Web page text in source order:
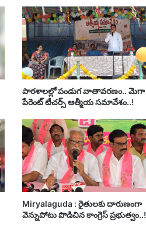
పాఠశాలల్లో పండుగ వాతావరణం.. మెగా
పేరెంట్ టీచర్స్ ఆత్మీయ సమావేశం..!
Miryalaguda : రైతులకు దారుణంగా
వెన్నుపోటు పొడిచిన కాంగ్రెస్ ప్రభుత్వం..!